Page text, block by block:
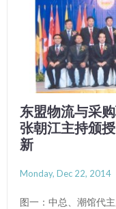
东盟物流与采
张朝江主持颁
新
Monday, Dec 22, 2014
图一：中总、潮馆代